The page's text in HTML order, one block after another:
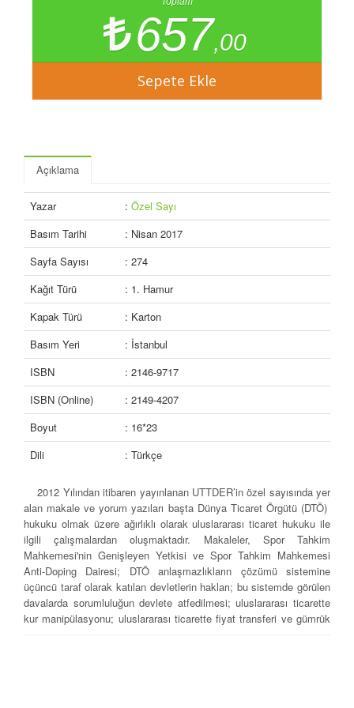
657,00
Açıklama
Yazar : Özel Sayı
Basım Tarihi
: Nisan 2017
Sayfa Sayısı
: 274
Kağıt Türü
: 1. Hamur
Kapak Türü
: Karton
Basım Yeri
: İstanbul
ISBN
: 2146-9717
ISBN (Online)
: 2149-4207
Boyut
: 16*23
Dili
: Türkçe
2012 Yılından itibaren yayınlanan UTTDER’in özel sayısında yer
alan makale ve yorum yazıları başta Dünya Ticaret Örgütü (DTÖ)
hukuku olmak üzere ağırlıklı olarak uluslararası ticaret hukuku ile
ilgili çalışmalardan oluşmaktadır. Makaleler, Spor Tahkim
Mahkemesi'nin Genişleyen Yetkisi ve Spor Tahkim Mahkemesi
Anti-Doping Dairesi; DTÖ anlaşmazlıkların çözümü sistemine
üçüncü taraf olarak katılan devletlerin hakları; bu sistemde görülen
davalarda sorumluluğun devlete atfedilmesi; uluslararası ticarette
kur manipülasyonu; uluslararası ticarette fiyat transferi ve gümrük